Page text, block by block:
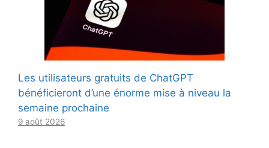
Les utilisateurs gratuits de ChatGPT
bénéficieront d’une énorme mise à niveau la
semaine prochaine
9 août 2026